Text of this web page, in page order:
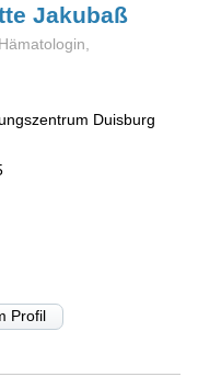
Jakubaß
Duisburg
Profil